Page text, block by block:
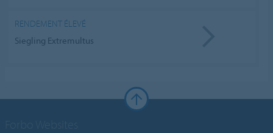
RENDEMENT ÉLEVÉ
Siegling Extremultus